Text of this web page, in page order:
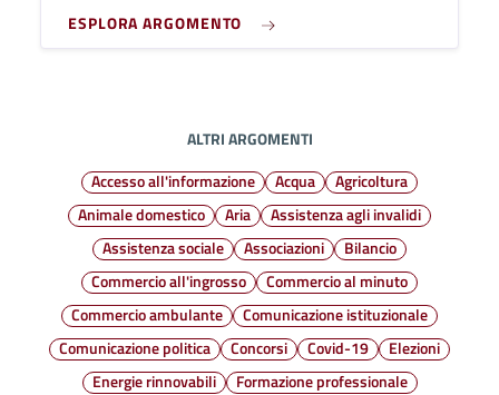
ESPLORA ARGOMENTO
ALTRI ARGOMENTI
Accesso all'informazione
Acqua
Agricoltura
Animale domestico
Aria
Assistenza agli invalidi
Assistenza sociale
Associazioni
Bilancio
Commercio all'ingrosso
Commercio al minuto
Commercio ambulante
Comunicazione istituzionale
Comunicazione politica
Concorsi Covid-19
Elezioni
Energie rinnovabili
Formazione professionale